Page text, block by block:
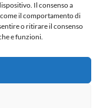
Il consenso a
il comportamento di
o ritirare il consenso
e funzioni.
69